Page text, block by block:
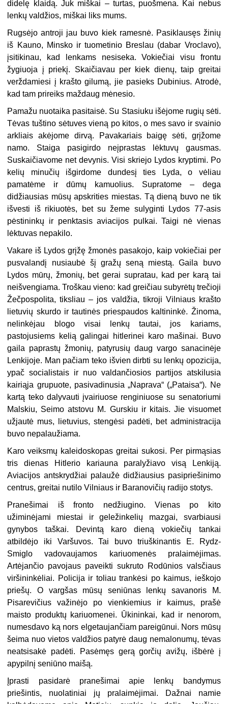
didelę klaidą. Juk miškai – turtas, puošmena. Kai nebus
lenkų valdžios, miškai liks mums.
Rugsėjo antroji jau buvo kiek ramesnė. Pasiklausęs žinių
iš Kauno, Minsko ir tuometinio Breslau (dabar Vroclavo),
įsitikinau, kad lenkams nesiseka. Vokiečiai visu frontu
žygiuoja į priekį. Skaičiavau per kiek dienų, taip greitai
verždamiesi į krašto gilumą, jie pasieks Dubinius. Atrodė,
kad tam prireiks maždaug mėnesio.
Pamažu nuotaika pasitaisė. Su Stasiuku išėjome rugių sėti.
Tėvas tuštino sėtuves vieną po kitos, o mes savo ir svainio
arkliais akėjome dirvą. Pavakariais baigę sėti, grįžome
namo. Staiga pasigirdo neįprastas lėktuvų gausmas.
Suskaičiavome net devynis. Visi skriejo Lydos kryptimi. Po
kelių minučių išgirdome dundesį ties Lyda, o vėliau
pamatėme ir dūmų kamuolius. Supratome – dega
didžiausias mūsų apskrities miestas. Tą dieną buvo ne tik
išvesti iš rikiuotės, bet su žeme sulyginti Lydos 77-asis
pėstininkų ir penktasis aviacijos pulkai. Taigi nė vienas
lėktuvas nepakilo.
Vakare iš Lydos grįžę žmonės pasakojo, kaip vokiečiai per
pusvalandį nusiaubė šį gražų seną miestą. Gaila buvo
Lydos mūrų, žmonių, bet gerai supratau, kad per karą tai
neišvengiama. Troškau vieno: kad greičiau subyrėtų trečioji
Žečpospolita, tiksliau – jos valdžia, tikroji Vilniaus krašto
lietuvių skurdo ir tautinės priespaudos kaltininkė. Žinoma,
nelinkėjau blogo visai lenkų tautai, jos kariams,
pastojusiems kelią galingai hitlerinei karo mašinai. Buvo
gaila paprastų žmonių, patyrusių daug vargo sanacinėje
Lenkijoje. Man pačiam teko išvien dirbti su lenkų opozicija,
ypač socialistais ir nuo valdančiosios partijos atskilusia
kairiąja grupuote, pasivadinusia „Naprava“ („Pataisa“). Ne
kartą teko dalyvauti įvairiuose renginiuose su senatoriumi
Malskiu, Seimo atstovu M. Gurskiu ir kitais. Jie visuomet
užjautė mus, lietuvius, stengėsi padėti, bet administracija
buvo nepalaužiama.
Karo veiksmų kaleidoskopas greitai sukosi. Per pirmąsias
tris dienas Hitlerio kariauna paralyžiavo visą Lenkiją.
Aviacijos antskrydžiai palaužė didžiausius pasipriešinimo
centrus, greitai nutilo Vilniaus ir Baranovičių radijo stotys.
Pranešimai iš fronto nedžiugino. Vienas po kito
užiminėjami miestai ir geležinkelių mazgai, svarbiausi
gynybos taškai. Devintą karo dieną vokiečių tankai
atbildėjo iki Varšuvos. Tai buvo triuškinantis E. Rydz-
Smiglo vadovaujamos kariuomenės pralaimėjimas.
Artėjančio pavojaus paveikti sukruto Rodūnios valsčiaus
viršininkėliai. Policija ir toliau trankėsi po kaimus, ieškojo
priešų. O vargšas mūsų seniūnas lenkų savanoris M.
Pisarevičius važinėjo po vienkiemius ir kaimus, prašė
maisto produktų kariuomenei. Ūkininkai, kad ir nenorom,
numesdavo ką nors elgetaujančiam pareigūnui. Nors mūsų
šeima nuo vietos valdžios patyrė daug nemalonumų, tėvas
neatsisakė padėti. Pasėmęs gerą gorčių avižų, išbėrė į
apypilnį seniūno maišą.
Įprasti pasidarė pranešimai apie lenkų bandymus
priešintis, nuolatiniai jų pralaimėjimai. Dažnai namie